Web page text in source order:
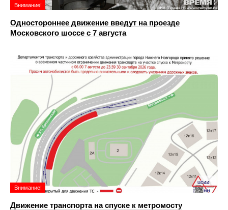
Внимание!
Одностороннее движение введут на проезде
Московского шоссе с 7 августа
Внимание!
Движение транспорта на спуске к метромосту